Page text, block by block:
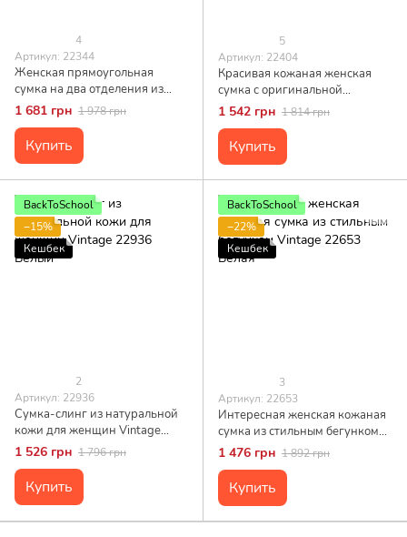
4
Артикул: 22344
Женская прямоугольная
сумка на два отделения из
натуральной кожи Vintage
22344 Белая
1 681 грн 1 978 грн
Купить
5
Артикул: 22404
Красивая кожаная женская
сумка с оригинальной
плечевой лямкой Vintage
22404 Белая
1 542 грн 1 814 грн
Купить
BackToSchool
−15%
Кешбек
2
Артикул: 22936
Сумка-слинг из натуральной
кожи для женщин Vintage
22936 Белый
1 526 грн 1 796 грн
Купить
BackToSchool
−22%
Кешбек
3
Артикул: 22653
Интересная женская кожаная
сумка из стильным бегунком
Vintage 22653 Белая
1 476 грн 1 892 грн
Купить